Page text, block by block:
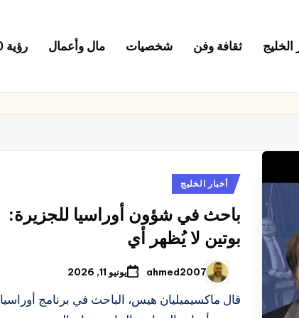
الخليج ثقافة وفن شخصيات مال وأعمال رؤية 2030
نُشرأخبار الخليج
باحث في شؤون أوراسيا للجزيرة:
بوتين لا يُظهر أي
تمّ
النشر
بواسطة
ahmed2007 يونيو 11, 2026
قال ماكسيميليان هيس، الباحث في برنامج أوراسيا